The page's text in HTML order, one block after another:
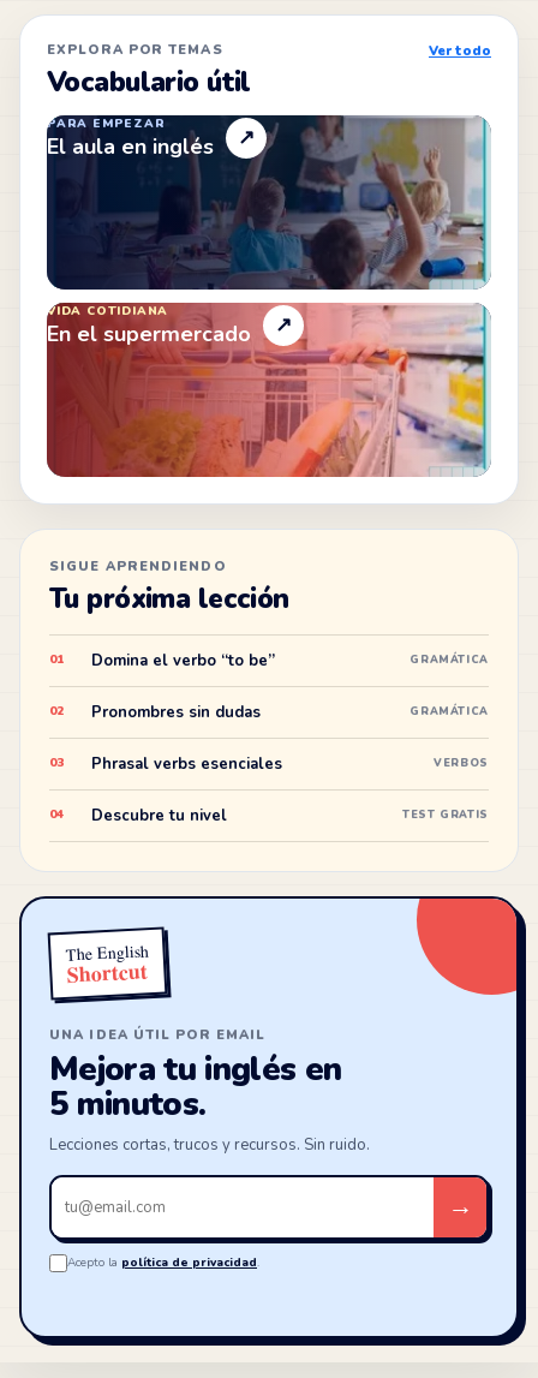
EXPLORA POR TEMAS
Vocabulario útil
Ver todo
PARA EMPEZAR
El aula en inglés ↗
VIDA COTIDIANA
En el supermercado ↗
SIGUE APRENDIENDO
Tu próxima lección
01 Domina el verbo “to be” GRAMÁTICA
02 Pronombres sin dudas GRAMÁTICA
03 Phrasal verbs esenciales VERBOS
04 Descubre tu nivel TEST GRATIS
The English
Shortcut
UNA IDEA ÚTIL POR EMAIL
Mejora tu inglés en
5 minutos.
Lecciones cortas, trucos y recursos. Sin ruido.
Tu
email
→
Acepto la política de privacidad.